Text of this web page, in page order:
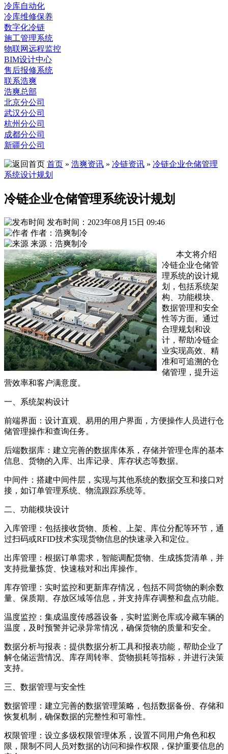
冷库自动化
冷库维修保养
数字化冷链
施工管理系统
物联网远程监控
BIM设计中心
售后报修系统
联系浩爽
浩爽总部
北京分公司
武汉分公司
杭州分公司
成都分公司
新疆分公司
首页 » 浩爽资讯 » 冷链资讯 » 冷链企业仓储管理
系统设计规划
冷链企业仓储管理系统设计规划
发布时间：2023年08月15日 09:46
作者：浩爽制冷
来源：浩爽制冷
本文将介绍
冷链企业仓储管
理系统的设计规
划，包括系统架
构、功能模块、
数据管理和安全
性等方面。通过
合理规划和设
计，帮助冷链企
业实现高效、精
准和可追溯的仓
储管理，提升运
营效率和客户满意度。
一、系统架构设计
前端界面：设计直观、易用的用户界面，方便操作人员进行仓
储管理操作和查询任务。
后端数据库：建立完善的数据库体系，存储并管理仓库的基本
信息、货物的入库、出库记录、库存状态等数据。
中间件：搭建中间件层，实现与其他系统的数据交互和接口对
接，如订单管理系统、物流跟踪系统等。
二、功能模块设计
入库管理：包括接收货物、质检、上架、库位分配等环节，通
过扫码或RFID技术实现货物信息的快速录入和定位。
出库管理：根据订单需求，智能调配货物、生成拣货清单，并
支持批量拣货、快速核对和出库操作。
库存管理：实时监控和更新库存情况，包括不同货物的剩余数
量、保质期、存放区域等信息，并支持库存调整和盘点功能。
温度监控：集成温度传感器设备，实时监测仓库或冷藏车辆的
温度，及时预警并记录异常情况，确保货物的质量和安全。
数据分析与报表：提供数据分析工具和报表功能，帮助企业了
解仓储运营情况、库存周转率、货物损耗等指标，并进行决策
支持。
三、数据管理与安全性
数据管理：建立完善的数据管理策略，包括数据备份、存储和
恢复机制，确保数据的完整性和可靠性。
权限管理：设立多级权限管理体系，设置不同用户角色和权
限，限制不同人员对数据的访问和操作权限，保护重要信息的